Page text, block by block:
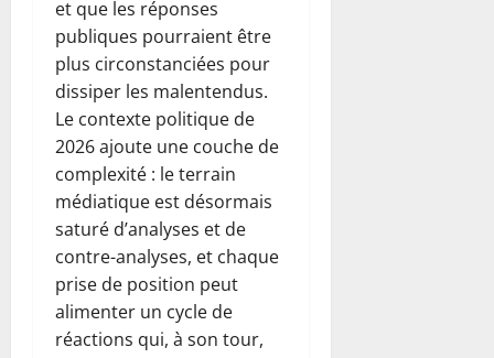
et que les réponses
publiques pourraient être
plus circonstanciées pour
dissiper les malentendus.
Le contexte politique de
2026 ajoute une couche de
complexité : le terrain
médiatique est désormais
saturé d’analyses et de
contre-analyses, et chaque
prise de position peut
alimenter un cycle de
réactions qui, à son tour,